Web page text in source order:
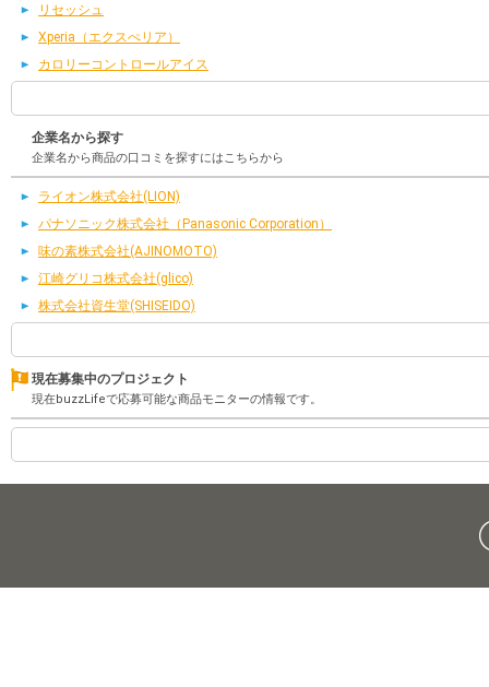
リセッシュ
Xperia（エクスぺリア）
カロリーコントロールアイス
企業名から探す
企業名から商品の口コミを探すにはこちらから
ライオン株式会社(LION)
パナソニック株式会社（Panasonic Corporation）
味の素株式会社(AJINOMOTO)
江崎グリコ株式会社(glico)
株式会社資生堂(SHISEIDO)
現在募集中のプロジェクト
現在buzzLifeで応募可能な商品モニターの情報です。